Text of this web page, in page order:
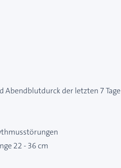
der letzten 7 Tage
22 - 36 cm